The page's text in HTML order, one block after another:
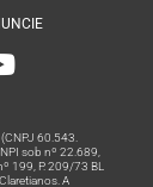
60.543.
sob nº 22.689,
199, P. 209/73 BL
A